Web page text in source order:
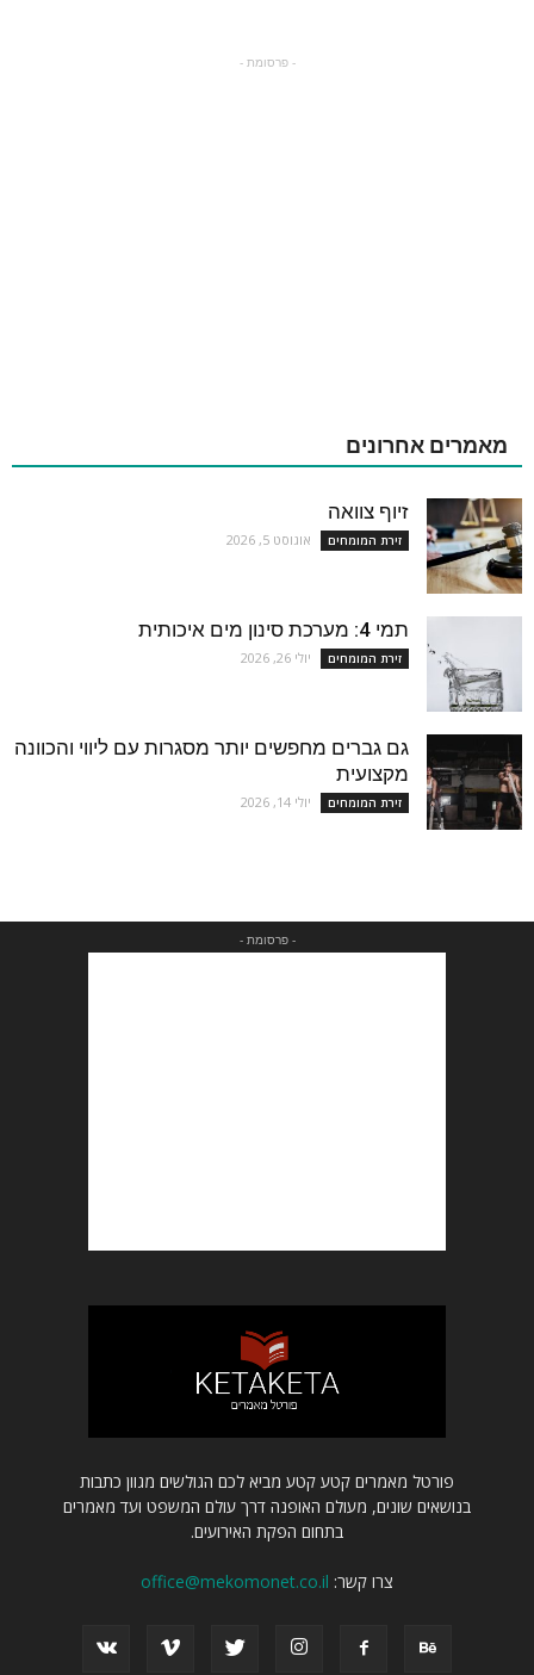
- פרסומת -
מאמרים אחרונים
זיוף צוואה
זירת המומחים אוגוסט 5, 2026
תמי 4: מערכת סינון מים איכותית
זירת המומחים יולי 26, 2026
גם גברים מחפשים יותר מסגרות עם ליווי והכוונה
מקצועית
זירת המומחים יולי 14, 2026
- פרסומת -
פורטל מאמרים קטע קטע מביא לכם הגולשים מגוון כתבות
בנושאים שונים, מעולם האופנה דרך עולם המשפט ועד מאמרים
בתחום הפקת האירועים.
צרו קשר: office@mekomonet.co.il